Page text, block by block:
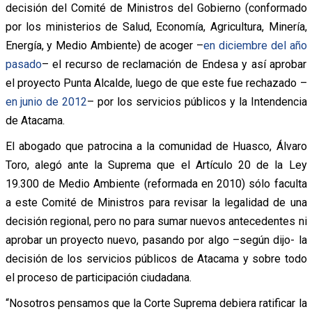
decisión del Comité de Ministros del Gobierno (conformado
por los ministerios de Salud, Economía, Agricultura, Minería,
Energía, y Medio Ambiente) de acoger –en diciembre del año
pasado– el recurso de reclamación de Endesa y así aprobar
el proyecto Punta Alcalde, luego de que este fue rechazado –
en junio de 2012– por los servicios públicos y la Intendencia
de Atacama.
El abogado que patrocina a la comunidad de Huasco, Álvaro
Toro, alegó ante la Suprema que el Artículo 20 de la Ley
19.300 de Medio Ambiente (reformada en 2010) sólo faculta
a este Comité de Ministros para revisar la legalidad de una
decisión regional, pero no para sumar nuevos antecedentes ni
aprobar un proyecto nuevo, pasando por algo –según dijo- la
decisión de los servicios públicos de Atacama y sobre todo
el proceso de participación ciudadana.
“Nosotros pensamos que la Corte Suprema debiera ratificar la